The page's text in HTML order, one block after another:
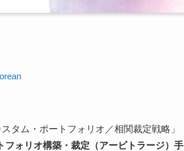
タム・ポートフォリオ／相関裁定戦略」
フォリオ構築・裁定（アービトラージ）手